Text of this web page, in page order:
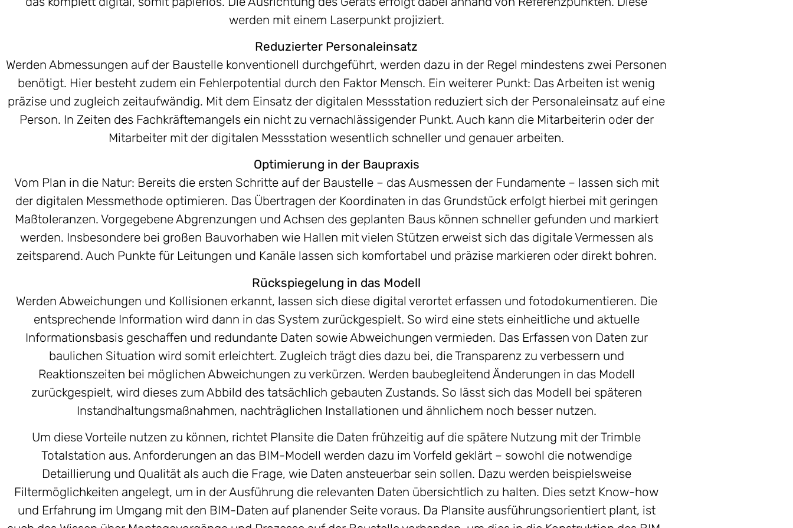
werden mit einem Laserpunkt projiziert.
Reduzierter Personaleinsatz
Werden Abmessungen auf der Baustelle konventionell durchgeführt, werden dazu in der Regel mindestens zwei Personen
benötigt. Hier besteht zudem ein Fehlerpotential durch den Faktor Mensch. Ein weiterer Punkt: Das Arbeiten ist wenig
präzise und zugleich zeitaufwändig. Mit dem Einsatz der digitalen Messstation reduziert sich der Personaleinsatz auf eine
Person. In Zeiten des Fachkräftemangels ein nicht zu vernachlässigender Punkt. Auch kann die Mitarbeiterin oder der
Mitarbeiter mit der digitalen Messstation wesentlich schneller und genauer arbeiten.
Optimierung in der Baupraxis
Vom Plan in die Natur: Bereits die ersten Schritte auf der Baustelle – das Ausmessen der Fundamente – lassen sich mit
der digitalen Messmethode optimieren. Das Übertragen der Koordinaten in das Grundstück erfolgt hierbei mit geringen
Maßtoleranzen. Vorgegebene Abgrenzungen und Achsen des geplanten Baus können schneller gefunden und markiert
werden. Insbesondere bei großen Bauvorhaben wie Hallen mit vielen Stützen erweist sich das digitale Vermessen als
zeitsparend. Auch Punkte für Leitungen und Kanäle lassen sich komfortabel und präzise markieren oder direkt bohren.
Rückspiegelung in das Modell
Werden Abweichungen und Kollisionen erkannt, lassen sich diese digital verortet erfassen und fotodokumentieren. Die
entsprechende Information wird dann in das System zurückgespielt. So wird eine stets einheitliche und aktuelle
Informationsbasis geschaffen und redundante Daten sowie Abweichungen vermieden. Das Erfassen von Daten zur
baulichen Situation wird somit erleichtert. Zugleich trägt dies dazu bei, die Transparenz zu verbessern und
Reaktionszeiten bei möglichen Abweichungen zu verkürzen. Werden baubegleitend Änderungen in das Modell
zurückgespielt, wird dieses zum Abbild des tatsächlich gebauten Zustands. So lässt sich das Modell bei späteren
Instandhaltungsmaßnahmen, nachträglichen Installationen und ähnlichem noch besser nutzen.
Um diese Vorteile nutzen zu können, richtet Plansite die Daten frühzeitig auf die spätere Nutzung mit der Trimble
Totalstation aus. Anforderungen an das BIM-Modell werden dazu im Vorfeld geklärt – sowohl die notwendige
Detaillierung und Qualität als auch die Frage, wie Daten ansteuerbar sein sollen. Dazu werden beispielsweise
Filtermöglichkeiten angelegt, um in der Ausführung die relevanten Daten übersichtlich zu halten. Dies setzt Know-how
und Erfahrung im Umgang mit den BIM-Daten auf planender Seite voraus. Da Plansite ausführungsorientiert plant, ist